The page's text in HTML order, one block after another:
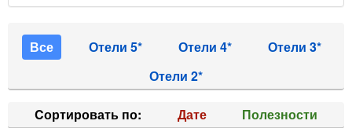
Все Отели 5* Отели 4*
Отели 3*
Отели 2*
Cортировать по: Дате Полезности